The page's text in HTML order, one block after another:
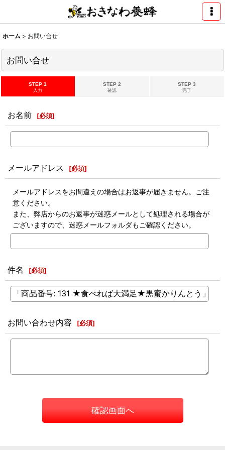
ホーム > お問い合せ
お問い合せ
STEP 1
入力
STEP 2
確認
STEP 3
完了
お名前 [必須]
メールアドレス [必須]
メールアドレスをお間違えの場合はお返事が届きません。ご注
意ください。
また、弊店からのお返事が迷惑メールとして処理される場合が
ございますので、迷惑メールフォルダもご確認ください。
件名 [必須]
お問い合わせ内容 [必須]
確認画面へ